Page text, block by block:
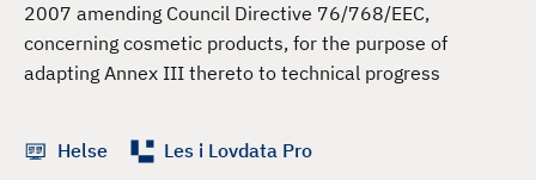
2007 amending Council Directive 76/768/EEC,
concerning cosmetic products, for the purpose of
adapting Annex III thereto to technical progress
Helse Les i Lovdata Pro